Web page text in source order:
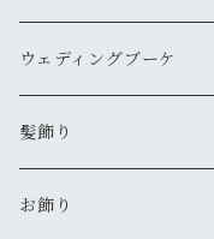
ウェディングブーケ
髪飾り
お飾り